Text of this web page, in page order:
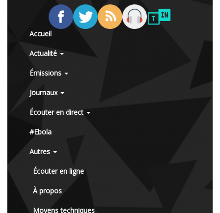
Accueil
Actualité
Émissions
Journaux
Écouter en direct
#Ebola
Autres
Écouter en ligne
À propos
Moyens techniques